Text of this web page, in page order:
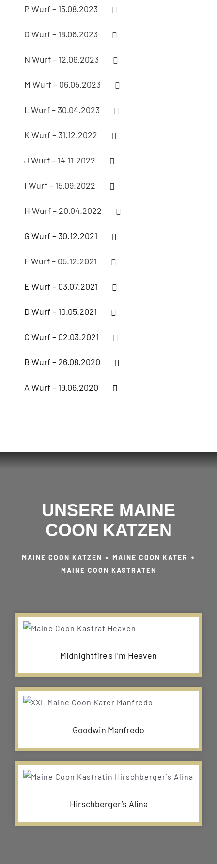
P Wurf – 15.08.2023
O Wurf – 18.06.2023
N Wurf – 12.06.2023
M Wurf – 06.05.2023
L Wurf – 30.04.2023
K Wurf – 31.12.2022
J Wurf – 14.11.2022
I Wurf – 15.09.2022
H Wurf – 20.04.2022
G Wurf – 30.12.2021
F Wurf – 05.12.2021
E Wurf – 03.07.2021
D Wurf – 10.05.2021
C Wurf – 02.03.2021
B Wurf – 26.08.2020
A Wurf – 19.06.2020
UNSERE MAINE
COON KATZEN
MAINE COON KATZEN ⋆ MAINE COON KATER ⋆
MAINE COON KASTRATEN
Midnightfire’s I’m Heaven
Goodwin Manfredo
Hirschberger’s Alina